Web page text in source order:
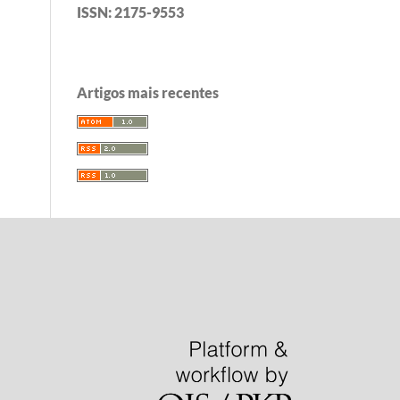
ISSN: 2175-9553
Artigos mais recentes